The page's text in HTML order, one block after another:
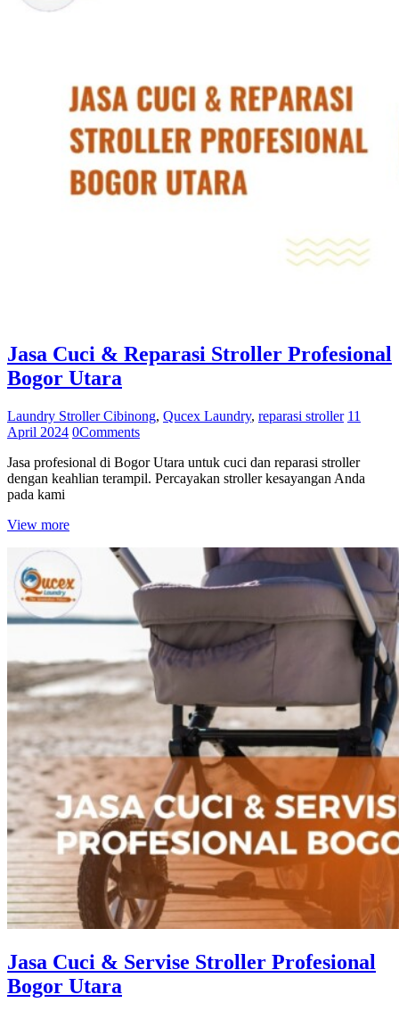
Jasa Cuci & Reparasi Stroller Profesional
Bogor Utara
Laundry Stroller Cibinong, Qucex Laundry, reparasi stroller 11
April 2024 0Comments
Jasa profesional di Bogor Utara untuk cuci dan reparasi stroller
dengan keahlian terampil. Percayakan stroller kesayangan Anda
pada kami
View more
Jasa Cuci & Servise Stroller Profesional
Bogor Utara